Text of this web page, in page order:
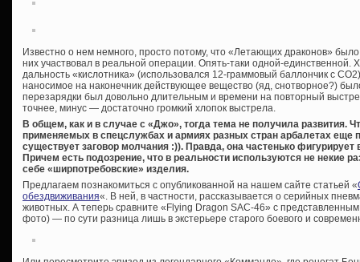
Известно о нем немного, просто потому, что «Летающих драконов»
них участвовал в реальной операции. Опять-таки одной-
дальность «кислотника» (использовался 12-граммовый баллончик с
наносимое на наконечник действующее вещество (яд, снотворное?)
перезарядки был довольно длительным и времени на повторный
точнее, минус — достаточно громкий хлопок выстрела.
В общем, как и в случае с «Джо», тогда тема не получила развития.
применяемых в спецслужбах и армиях разных стран арбалетах еще
существует заговор молчания :)). Правда, она частенько
Причем есть подозрение, что в реальности используются не некие
себе «ширпотребовские» изделия.
Предлагаем познакомиться с опубликованной на нашем сайте статьей «
обездвиживания«. В ней, в частности, рассказывается о серийных
животных. А теперь сравните «Flying Dragon SAC-46» с
фото) — по сути разница лишь в экстерьере старого боевого и